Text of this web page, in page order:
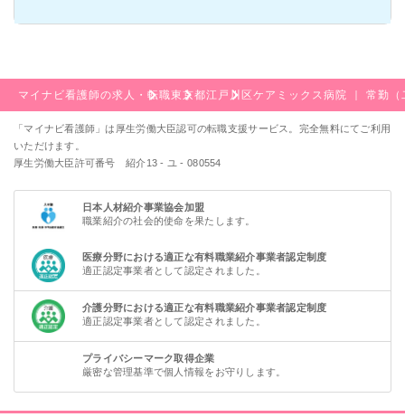
マイナビ看護師の求人・転職東京都江戸川区ケアミックス病院 ｜ 常勤
「マイナビ看護師」は厚生労働大臣認可の転職支援サービス。完全無料にてご利用
いただけます。
厚生労働大臣許可番号 紹介13 - ユ - 080554
日本人材紹介事業協会加盟
職業紹介の社会的使命を果たします。
医療分野における適正な有料職業紹介事業者認定制度
適正認定事業者として認定されました。
介護分野における適正な有料職業紹介事業者認定制度
適正認定事業者として認定されました。
プライバシーマーク取得企業
厳密な管理基準で個人情報をお守りします。